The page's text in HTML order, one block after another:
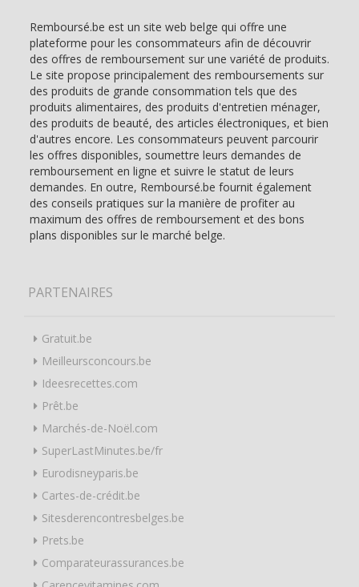
Remboursé.be est un site web belge qui offre une
plateforme pour les consommateurs afin de découvrir
des offres de remboursement sur une variété de produits.
Le site propose principalement des remboursements sur
des produits de grande consommation tels que des
produits alimentaires, des produits d'entretien ménager,
des produits de beauté, des articles électroniques, et bien
d'autres encore. Les consommateurs peuvent parcourir
les offres disponibles, soumettre leurs demandes de
remboursement en ligne et suivre le statut de leurs
demandes. En outre, Remboursé.be fournit également
des conseils pratiques sur la manière de profiter au
maximum des offres de remboursement et des bons
plans disponibles sur le marché belge.
PARTENAIRES
Gratuit.be
Meilleursconcours.be
Ideesrecettes.com
Prêt.be
Marchés-de-Noël.com
SuperLastMinutes.be/fr
Eurodisneyparis.be
Cartes-de-crédit.be
Sitesderencontresbelges.be
Prets.be
Comparateurassurances.be